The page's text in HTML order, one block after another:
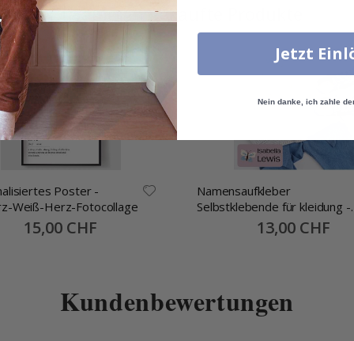
Zusammen gekaufte Produkte
Poster -
Weiß-Herz-Fotocollage
Special
Price
15,00 CHF
Namensaufkleber
Selbstklebende für kleidung -
30x13mm -70 Stck
Special
Price
13,00 CHF
Kundenbewertungen
Jetzt
Nein danke, ich zahle